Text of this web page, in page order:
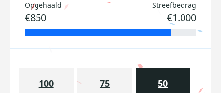
Opgehaald
€850
Streefbedrag
€1.000
100 75 50